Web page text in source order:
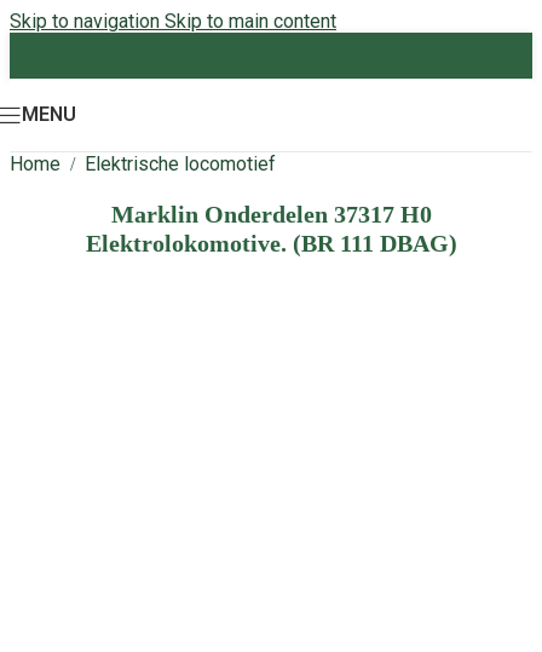
Skip to navigation Skip to main content
MENU
Home / Elektrische locomotief
Marklin Onderdelen 37317 H0
Elektrolokomotive. (BR 111 DBAG)